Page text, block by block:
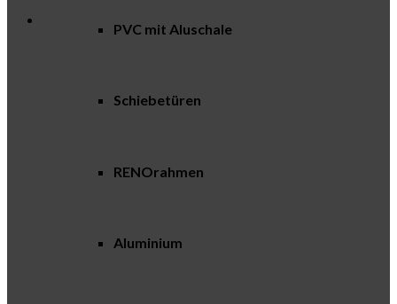
PVC mit Aluschale
Schiebetüren
RENOrahmen
Aluminium